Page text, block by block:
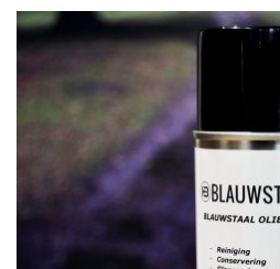
tot
€44,95